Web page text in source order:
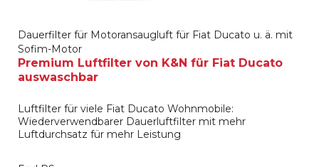
Dauerfilter für Motoransaugluft für Fiat Ducato u. ä. mit
Sofim-Motor
Premium Luftfilter von K&N für Fiat Ducato
auswaschbar
Luftfilter für viele Fiat Ducato Wohnmobile:
Wiederverwendbarer Dauerluftfilter mit mehr
Luftdurchsatz für mehr Leistung